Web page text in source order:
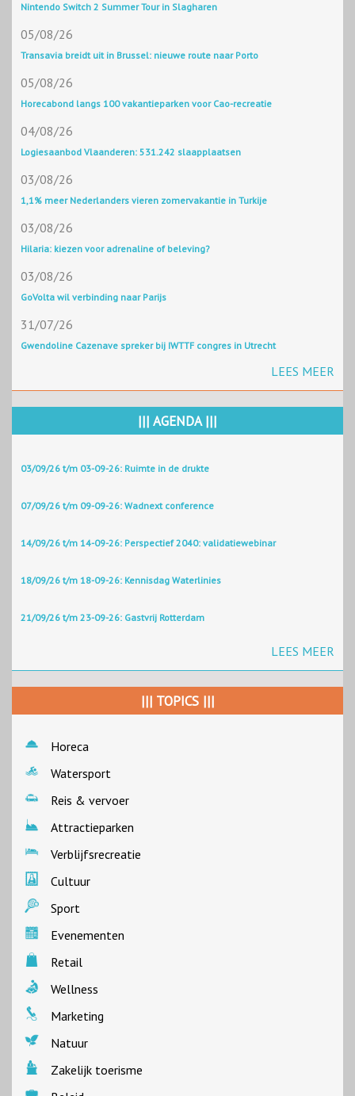
Nintendo Switch 2 Summer Tour in Slagharen
05/08/26
Transavia breidt uit in Brussel: nieuwe route naar Porto
05/08/26
Horecabond langs 100 vakantieparken voor Cao-recreatie
04/08/26
Logiesaanbod Vlaanderen: 531.242 slaapplaatsen
03/08/26
1,1% meer Nederlanders vieren zomervakantie in Turkije
03/08/26
Hilaria: kiezen voor adrenaline of beleving?
03/08/26
GoVolta wil verbinding naar Parijs
31/07/26
Gwendoline Cazenave spreker bij IWTTF congres in Utrecht
LEES MEER
||| AGENDA |||
03/09/26 t/m 03-09-26: Ruimte in de drukte
07/09/26 t/m 09-09-26: Wadnext conference
14/09/26 t/m 14-09-26: Perspectief 2040: validatiewebinar
18/09/26 t/m 18-09-26: Kennisdag Waterlinies
21/09/26 t/m 23-09-26: Gastvrij Rotterdam
LEES MEER
||| TOPICS |||
Horeca
Watersport
Reis & vervoer
Attractieparken
Verblijfsrecreatie
Cultuur
Sport
Evenementen
Retail
Wellness
Marketing
Natuur
Zakelijk toerisme